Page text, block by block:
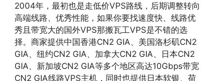
2004年，最初也是走低价VPS路线，后期调整转向
高端线路、优秀性能，如果你要找速度快、线路优
秀且带宽大的国外VPS那搬瓦工VPS是不错的选
择。商家提供中国香港CN2 GIA、美国洛杉矶CN2
GIA、纽约CN2 GIA、加拿大CN2 GIA、日本CN2
GIA、新加坡CN2 GIA等多个地区高达10Gbps带宽
CN2 GIA线路VPS主机，同时也提供日本软银、荷